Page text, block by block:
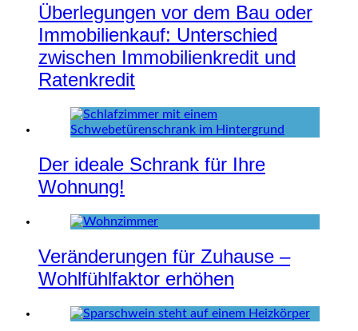
Überlegungen vor dem Bau oder
Immobilienkauf: Unterschied
zwischen Immobilienkredit und
Ratenkredit
Der ideale Schrank für Ihre
Wohnung!
Veränderungen für Zuhause –
Wohlfühlfaktor erhöhen